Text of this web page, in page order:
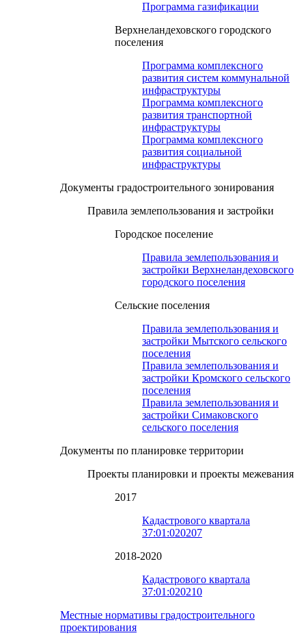
Программа газификации
Верхнеландеховского городского
поселения
Программа комплексного
развития систем коммунальной
инфраструктуры
Программа комплексного
развития транспортной
инфраструктуры
Программа комплексного
развития социальной
инфраструктуры
Документы градостроительного зонирования
Правила землепользования и застройки
Городское поселение
Правила землепользования и
застройки Верхнеландеховского
городского поселения
Сельские поселения
Правила землепользования и
застройки Мытского сельского
поселения
Правила землепользования и
застройки Кромского сельского
поселения
Правила землепользования и
застройки Симаковского
сельского поселения
Документы по планировке территории
Проекты планировки и проекты межевания
2017
Кадастрового квартала
37:01:020207
2018-2020
Кадастрового квартала
37:01:020210
Местные нормативы градостроительного
проектирования